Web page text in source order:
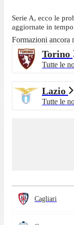
Serie A, ecco le
aggiornate in
Formazioni ancora
Torino
Tutte le
Lazio
Tutte le
Cagliari